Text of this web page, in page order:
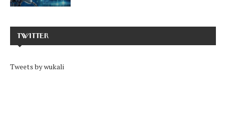
TWITTER
Tweets by wukali